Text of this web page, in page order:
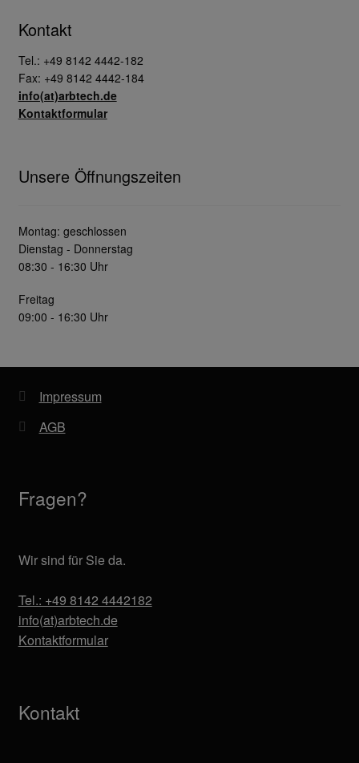
Kontakt
Tel.: +49 8142 4442-182
Fax: +49 8142 4442-184
info(at)arbtech.de
Kontaktformular
Unsere Öffnungszeiten
Montag: geschlossen
Dienstag - Donnerstag
08:30 - 16:30 Uhr
Freitag
09:00 - 16:30 Uhr
Impressum
AGB
Fragen?
Wir sind für Sie da.
Tel.: +49 8142 4442182
info(at)arbtech.de
Kontaktformular
Kontakt